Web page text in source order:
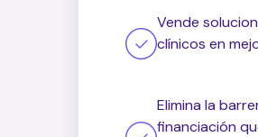
Vende
clínicos en
Elimina la
financiación